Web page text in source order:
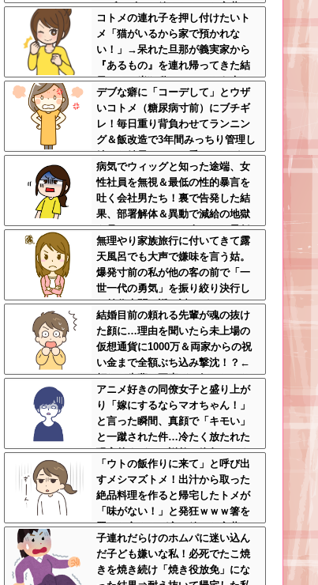
にブチギレて放ちたかった言葉と
は…←無神経すぎて言葉を失うレ
ベル
コトメの連れ子を押し付けたいト
メ「猫がいるから家で預かれな
い！」→呆れた旦那が義実家から
『あるもの』を連れ帰ってきた結
果…トメ半狂乱ｗｗｗ←そう来る
とは思わなかっただろトメ
デブな癖に「コーデして」とウザ
いコトメ（糖尿病寸前）にブチギ
レ！毎日重り背負わせてランニン
グ＆飯改造で3年間みっちり管理し
続けた結果ｗｗｗ←愛のムチがス
パルタすぎて笑う
病気でウィッグと知った途端、女
性社員を無視＆最低の性的暴言を
吐く会社男たち！裏で告発した結
果、部署解体＆異動で減給の地獄
を見ることにｗｗ←人として最低
限の倫理観すら欠如してる
無理やり家族旅行に付いてきて露
天風呂でも大声で嫌味を言う姑。
爆発寸前の私が他の客の前で「一
世一代の勇気」を振り絞り決行し
た前代未聞の返り討ちがこちら←
身体を張った捨て身の反撃すぎる
結婚目前の頼れる先輩が魂の抜け
た顔に…理由を聞いたら未上場の
仮想通貨に1000万＆両家からの祝
い金まで全額ぶち込み撃沈！？←
頼れる先輩の要素どこ行ったんだ
よ
アニメ好きの同僚女子と盛り上が
り「嫁にするならマオちゃん！」
と言った瞬間、真顔で「キモい」
と一蹴された件…冷たく放たれた
現実的すぎるお説教に絶句←オタ
クのノリをリアルで出すとそうな
る
「ウトの飯作りに来て」と呼び出
すメシマズトメ！出汁から取った
絶品料理を作ると帰宅したトメが
「味がない！」と発狂ｗｗｗ箸を
置いた良ウトが言い放った言葉と
は←良ウトさんの神対応にスカッ
とする
子連れだらけのホムパに迷い込ん
だ子ども嫌いな私！必死でたこ焼
きを焼き続け「焼き役放免」にな